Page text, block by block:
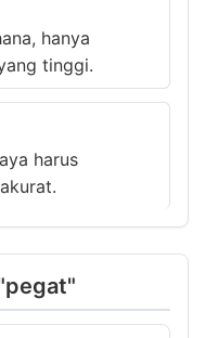
hanya
tinggi.
harus